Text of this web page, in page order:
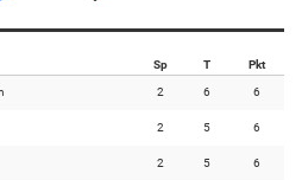
Sp T Pkt
2 6 6
2 5 6
2 5 6